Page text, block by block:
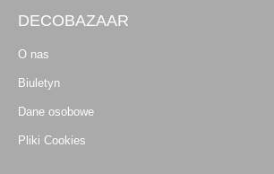
DECOBAZAAR
O nas
Biuletyn
Dane osobowe
Pliki Cookies